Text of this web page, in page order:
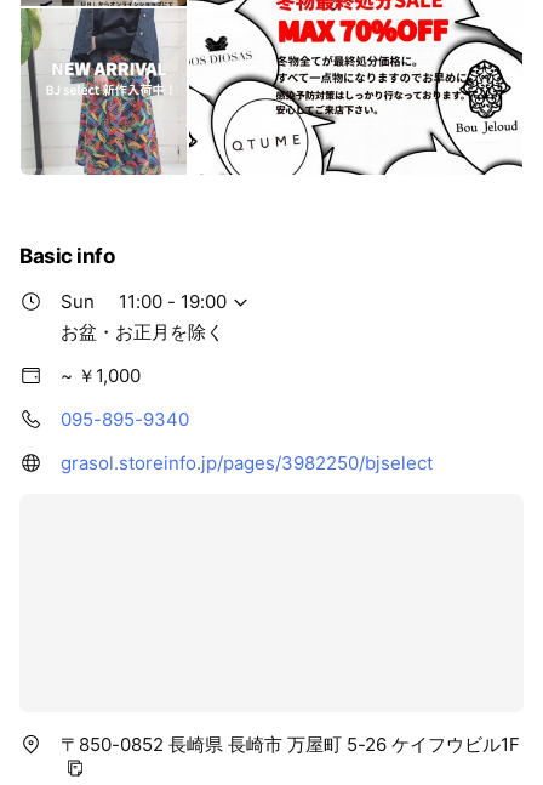
Basic info
Sun
11:00 - 19:00
お盆・お正月を除く
~ ￥1,000
095-895-9340
grasol.storeinfo.jp/pages/3982250/bjselect
〒850-0852 長崎県 長崎市 万屋町 5-26 ケイフウビル1F